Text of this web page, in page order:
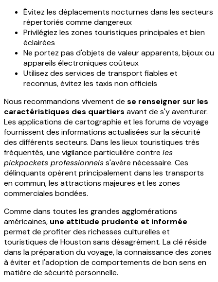
Évitez les déplacements nocturnes dans les secteurs
répertoriés comme dangereux
Privilégiez les zones touristiques principales et bien
éclairées
Ne portez pas d'objets de valeur apparents, bijoux ou
appareils électroniques coûteux
Utilisez des services de transport fiables et
reconnus, évitez les taxis non officiels
Nous recommandons vivement de se renseigner sur les
caractéristiques des quartiers avant de s'y aventurer.
Les applications de cartographie et les forums de voyage
fournissent des informations actualisées sur la sécurité
des différents secteurs. Dans les lieux touristiques très
fréquentés, une vigilance particulière contre les
pickpockets professionnelss'avère nécessaire. Ces
délinquants opèrent principalement dans les transports
en commun, les attractions majeures et les zones
commerciales bondées.
Comme dans toutes les grandes agglomérations
américaines, une attitude prudente et informée
permet de profiter des richesses culturelles et
touristiques de Houston sans désagrément. La clé réside
dans la préparation du voyage, la connaissance des zones
à éviter et l'adoption de comportements de bon sens en
matière de sécurité personnelle.